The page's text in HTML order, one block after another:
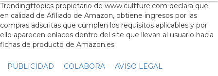
Trendingttopics propietario de www.cultture.com declara que
en calidad de Afiliado de Amazon, obtiene ingresos por las
compras adscritas que cumplen los requisitos aplicables y por
ello aparecen enlaces dentro del site que llevan al usuario hacia
fichas de producto de Amazon.es
PUBLICIDAD COLABORA AVISO LEGAL